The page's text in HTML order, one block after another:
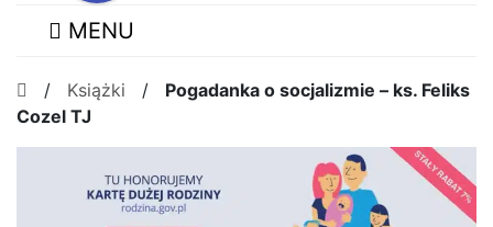
MENU
/ Książki / Pogadanka o socjalizmie – ks. Feliks
Cozel TJ